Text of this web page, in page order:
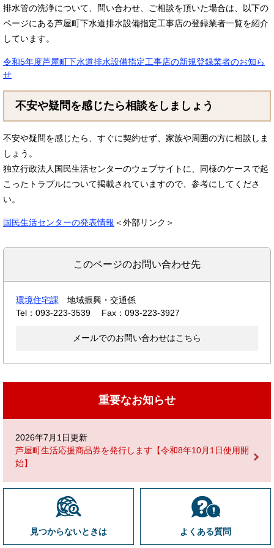
排水管の洗浄について、問い合わせ、ご相談を頂いた場合は、以下の
ページにある芦屋町下水道排水設備指定工事店の登録業者一覧を紹介
しています。
令和5年度芦屋町下水道排水設備指定工事店の新規登録業者のお知ら
せ
不安や疑問を感じたら相談をしましょう
不安や疑問を感じたら、すぐに契約せず、家族や周囲の方に相談しま
しょう。
独立行政法人国民生活センターのウェブサイトに、同様のケースで起
こったトラブルについて掲載されていますので、参考にしてくださ
い。
国民生活センターの発表情報 ＜外部リンク＞
このページのお問い合わせ先
環境住宅課
地域振興・交通係
Tel：093-223-3539
Fax：093-223-3927
メールでのお問い合わせはこちら
重要なお知らせ
2026年7月1日更新
芦屋町生活応援商品券を発行します【令和8年10月1日使用開
始】
見つからないときは よくある質問